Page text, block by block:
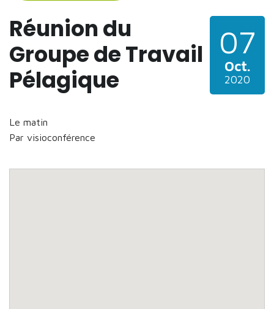
Réunion du
Groupe de Travail
Pélagique
Le matin
Par visioconférence
07
Oct.
2020